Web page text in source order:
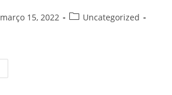
março 15, 2022
Uncategorized